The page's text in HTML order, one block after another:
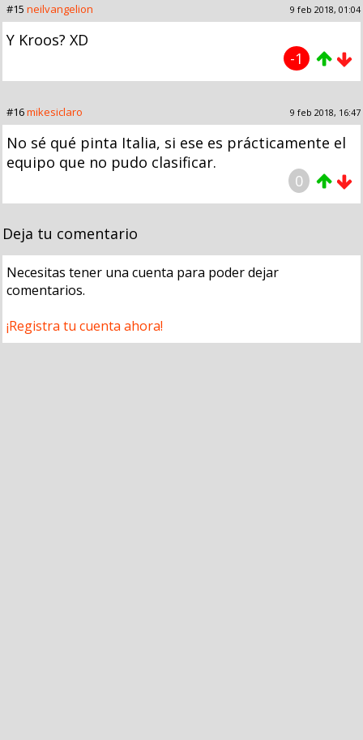
#15 neilvangelion 9 feb 2018, 01:04
Y Kroos? XD
-1
#16mikesiclaro 9 feb 2018, 16:47
No sé qué pinta Italia, si ese es prácticamente el
equipo que no pudo clasificar.
0
Deja tu comentario
Necesitas tener una cuenta para poder dejar
comentarios.
¡Registra tu cuenta ahora!